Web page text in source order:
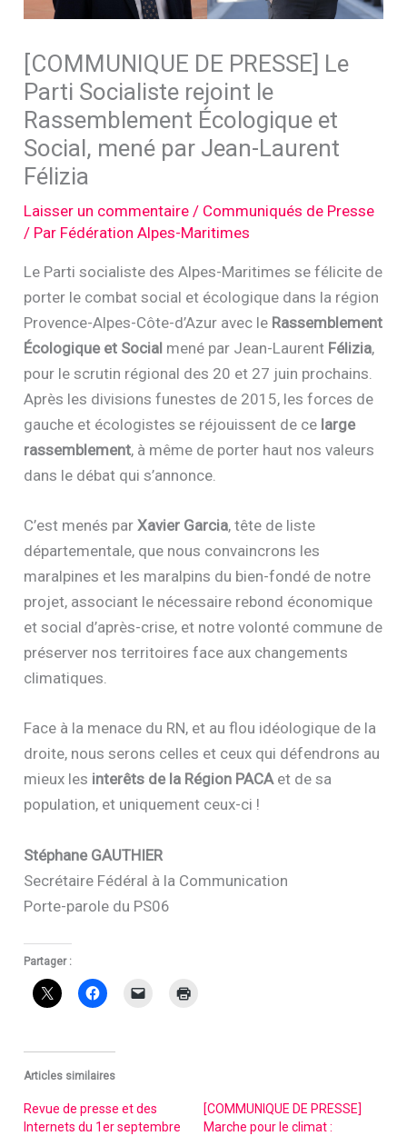
[COMMUNIQUE DE PRESSE] Le
Parti Socialiste rejoint le
Rassemblement Écologique et
Social, mené par Jean-Laurent
Félizia
Laisser un commentaire / Communiqués de Presse
/ Par Fédération Alpes-Maritimes
Le Parti socialiste des Alpes-Maritimes se félicite de
porter le combat social et écologique dans la région
Provence-Alpes-Côte-d’Azur avec le Rassemblement
Écologique et Social mené par Jean-Laurent Félizia,
pour le scrutin régional des 20 et 27 juin prochains.
Après les divisions funestes de 2015, les forces de
gauche et écologistes se réjouissent de ce large
rassemblement, à même de porter haut nos valeurs
dans le débat qui s’annonce.
C’est menés parXavier Garcia, tête de liste
départementale, que nous convaincrons les
maralpines et les maralpins du bien-fondé de notre
projet, associant le nécessaire rebond économique
et social d’après-crise, et notre volonté commune de
préserver nos territoires face aux changements
climatiques.
Face à la menace du RN, et au flou idéologique de la
droite, nous serons celles et ceux qui défendrons au
mieux les interêts de la Région PACA et de sa
population, et uniquement ceux-ci !
Stéphane GAUTHIER
Secrétaire Fédéral à la Communication
Porte-parole du PS06
Partager :
Articles similaires
Revue de presse et des
Internets du 1er septembre
[COMMUNIQUE DE PRESSE]
Marche pour le climat :